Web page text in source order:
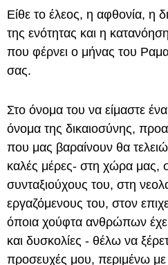
Είθε το έλεος, η αφθονία, η
της ενότητας και η
που φέρνει ο μήνας του
σας.
Στο όνομα του να είμαστε
όνομα της δικαιοσύνης,
που μας βαραίνουν θα
καλές μέρες- στη χώρα μας,
συνταξιούχους του, στη
εργαζόμενους του, στον
όποια χούφτα ανθρώπων
και δυσκολίες - θέλω να ξέρετε
προσευχές μου, περιμένω με